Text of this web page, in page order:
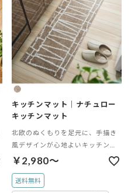
キッチンマット｜ナチュロー
キッチンマット
北欧のぬくもりを足元に、手描き
風デザインが心地よいキッチンマ
ット
￥2,980～
送料無料